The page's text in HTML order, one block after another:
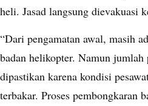
heli. Jasad langsung dievakuasi
“Dari pengamatan awal, masih
badan helikopter. Namun jumlah
dipastikan karena kondisi
terbakar. Proses pembongkaran